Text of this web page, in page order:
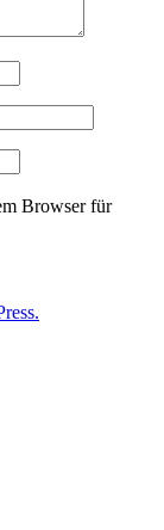
Browser für